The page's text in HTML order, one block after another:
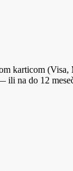
karticom (Visa,
na do 12